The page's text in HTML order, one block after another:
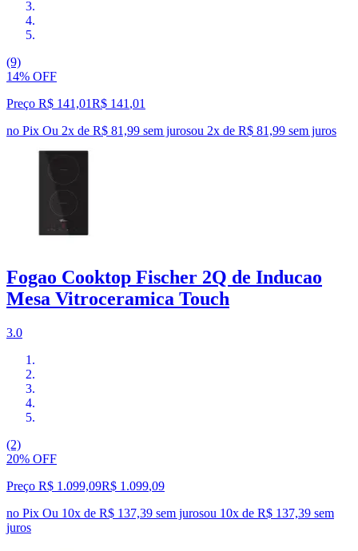
(9)
14% OFF
Preço R$ 141,01R$ 141 ,01
no Pix Ou 2x de R$ 81,99 sem jurosou 2x de R$ 81,99 sem juros
Fogao Cooktop Fischer 2Q de Inducao
Mesa Vitroceramica Touch
3.0
(2)
20% OFF
Preço R$ 1.099,09R$ 1.099,09
no Pix Ou 10x de R$ 137,39 sem jurosou 10x de R$ 137,39 sem
juros